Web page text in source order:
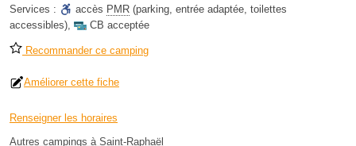
Services : accès PMR (parking, entrée adaptée, toilettes
accessibles), CB acceptée
Recommander ce camping
Améliorer cette fiche
Renseigner les horaires
Autres campings à Saint-Raphaël